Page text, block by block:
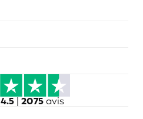
4.5 | 2075avis